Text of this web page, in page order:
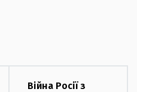
Війна Росії з